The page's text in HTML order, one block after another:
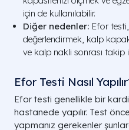
için de kullanılabilir.
Diğer nedenler: Efor
değerlendirmek, kalp
ve kalp nakli sonrası takip
Efor Testi Nasıl
Efor testi genellikle bir
hastanede yapılır. Test
yapmanız gerekenler